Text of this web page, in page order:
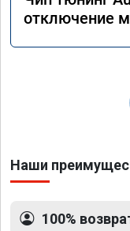
отключение
Наши
100%